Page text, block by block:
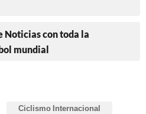
Noticias con toda la
mundial
Ciclismo Internacional